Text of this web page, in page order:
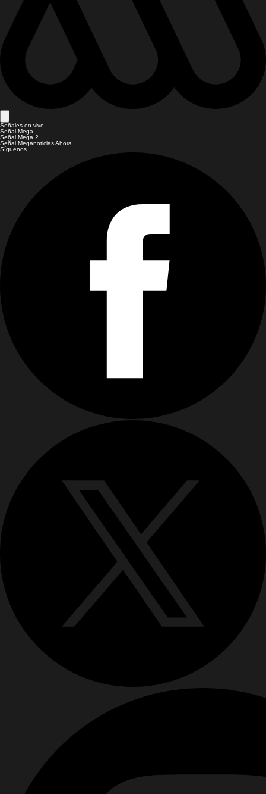
Señales en vivo
Señal Mega
Señal Mega 2
Señal Meganoticias Ahora
Síguenos